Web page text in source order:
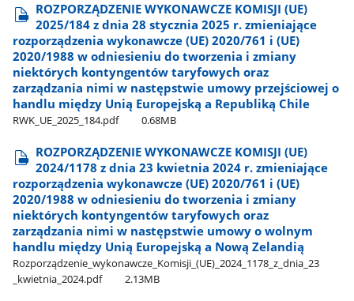
ROZPORZĄDZENIE WYKONAWCZE KOMISJI (UE)
2025/184 z dnia 28 stycznia 2025 r. zmieniające
rozporządzenia wykonawcze (UE) 2020/761 i (UE)
2020/1988 w odniesieniu do tworzenia i zmiany
niektórych kontyngentów taryfowych oraz
zarządzania nimi w następstwie umowy przejściowej o
handlu między Unią Europejską a Republiką Chile
RWK​_UE​_2025​_184.pdf 0.68MB
ROZPORZĄDZENIE WYKONAWCZE KOMISJI (UE)
2024/1178 z dnia 23 kwietnia 2024 r. zmieniające
rozporządzenia wykonawcze (UE) 2020/761 i (UE)
2020/1988 w odniesieniu do tworzenia i zmiany
niektórych kontyngentów taryfowych oraz
zarządzania nimi w następstwie umowy o wolnym
handlu między Unią Europejską a Nową Zelandią
Rozporządzenie​_wykonawcze​_Komisji​_(UE)​_2024​_1178​_z​_dnia​_23​
_kwietnia​_2024.pdf
2.13MB